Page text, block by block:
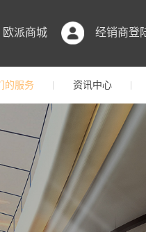
经销商登
欧派商城
的服务 资讯中心